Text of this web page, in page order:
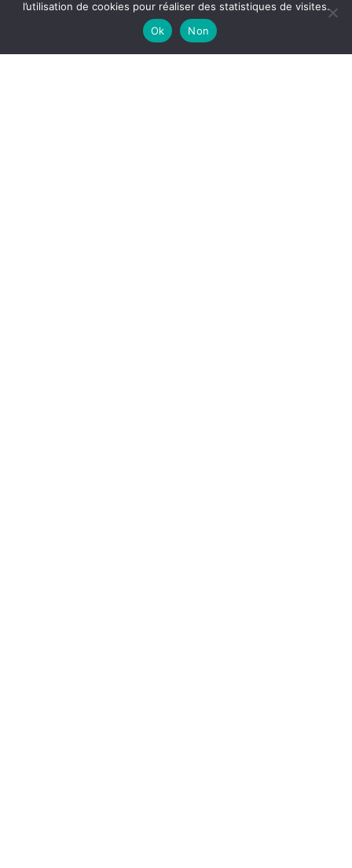
l’utilisation de cookies pour réaliser des statistiques de visites.
Ok
Non